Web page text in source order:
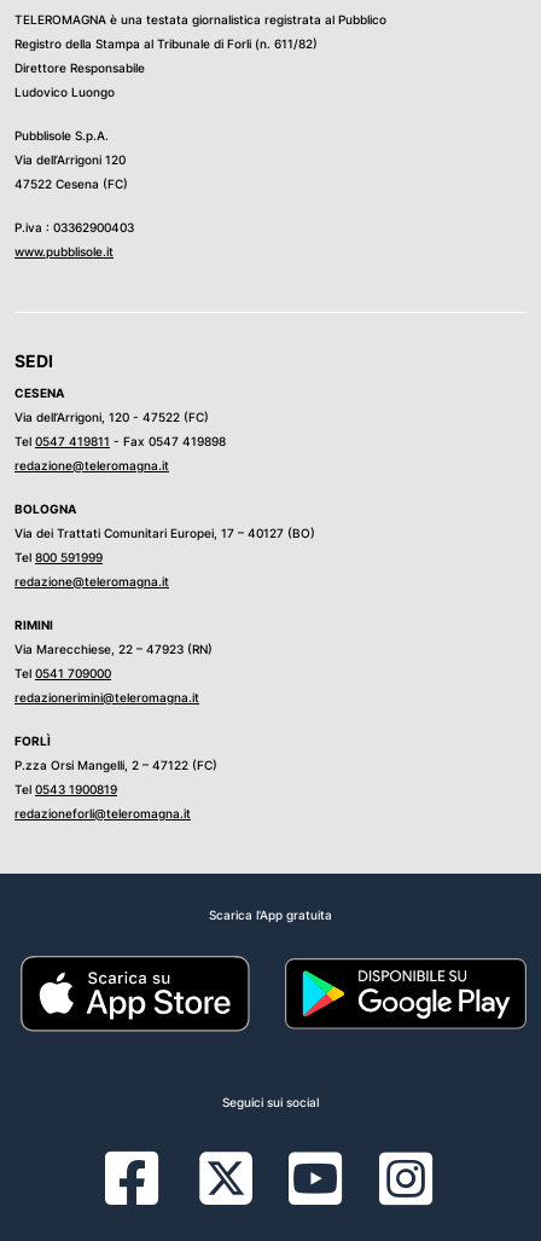
TELEROMAGNA è una testata giornalistica registrata al Pubblico
Registro della Stampa al Tribunale di Forli (n. 611/82)
Direttore Responsabile
Ludovico Luongo
Pubblisole S.p.A.
Via dell’Arrigoni 120
47522 Cesena (FC)
P.iva : 03362900403
www.pubblisole.it
SEDI
CESENA
Via dell’Arrigoni, 120 - 47522 (FC)
Tel 0547 419811 - Fax 0547 419898
redazione@teleromagna.it
BOLOGNA
Via dei Trattati Comunitari Europei, 17 – 40127 (BO)
Tel 800 591999
redazione@teleromagna.it
RIMINI
Via Marecchiese, 22 – 47923 (RN)
Tel 0541 709000
redazionerimini@teleromagna.it
FORLÌ
P.zza Orsi Mangelli, 2 – 47122 (FC)
Tel 0543 1900819
redazioneforli@teleromagna.it
Scarica l'App gratuita
Seguici sui social